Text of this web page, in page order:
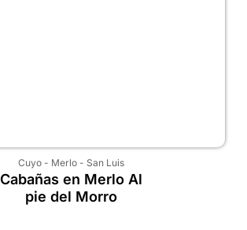
Cuyo- Merlo- San Luis
Cabañas en Merlo Al
pie del Morro